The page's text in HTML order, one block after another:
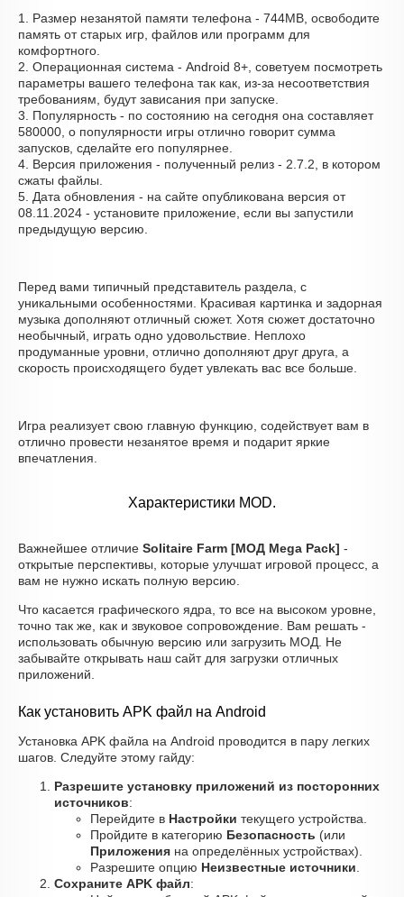
1. Размер незанятой памяти телефона - 744MB, освободите
память от старых игр, файлов или программ для
комфортного.
2. Операционная система - Android 8+, советуем посмотреть
параметры вашего телефона так как, из-за несоответствия
требованиям, будут зависания при запуске.
3. Популярность - по состоянию на сегодня она составляет
580000, о популярности игры отлично говорит сумма
запусков, сделайте его популярнее.
4. Версия приложения - полученный релиз - 2.7.2, в котором
сжаты файлы.
5. Дата обновления - на сайте опубликована версия от
08.11.2024 - установите приложение, если вы запустили
предыдущую версию.
Перед вами типичный представитель раздела, с
уникальными особенностями. Красивая картинка и задорная
музыка дополняют отличный сюжет. Хотя сюжет достаточно
необычный, играть одно удовольствие. Неплохо
продуманные уровни, отлично дополняют друг друга, а
скорость происходящего будет увлекать вас все больше.
Игра реализует свою главную функцию, содействует вам в
отлично провести незанятое время и подарит яркие
впечатления.
Характеристики MOD.
Важнейшее отличие Solitaire Farm [МОД Mega Pack] -
открытые перспективы, которые улучшат игровой процесс, а
вам не нужно искать полную версию.
Что касается графического ядра, то все на высоком уровне,
точно так же, как и звуковое сопровождение. Вам решать -
использовать обычную версию или загрузить МОД. Не
забывайте открывать наш сайт для загрузки отличных
приложений.
Как установить APK файл на Android
Установка APK файла на Android проводится в пару легких
шагов. Следуйте этому гайду:
Разрешите установку приложений из посторонних
источников:
Перейдите в Настройки текущего устройства.
Пройдите в категорию Безопасность (или
Приложения на определённых устройствах).
Разрешите опцию Неизвестные источники
Сохраните APK файл: